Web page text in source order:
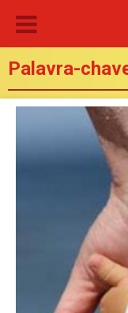
Palavra-